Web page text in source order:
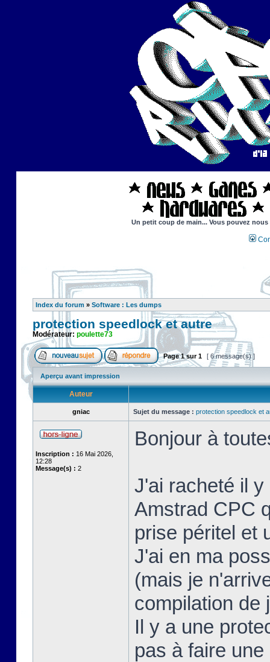
Un petit coup de main... Vous pouvez
Index du forum » Software : Les dumps
protection speedlock et autre
Modérateur: poulette73
Page1sur1 [ 6 message(s) ]
Aperçu avant impression
Auteur
gniac Sujet du message : protection speedlock et
Inscription : 16 Mai 2026,
12:28
Message(s) : 2
Bonjour à
J'ai racheté il
Amstrad CPC
prise péritel et
J'ai en ma
(mais je
compilation de
Il y a une
pas à faire